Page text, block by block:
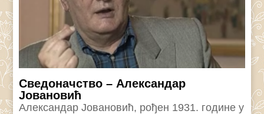
Сведоначство – Александар
Јовановић
Александар Јовановић, рођен 1931. године у